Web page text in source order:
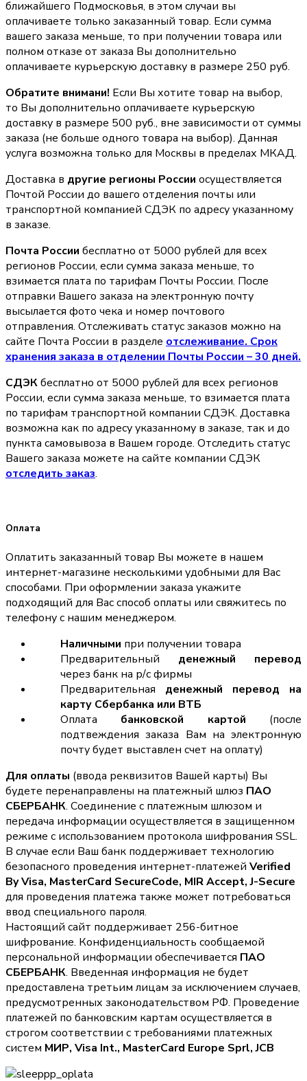
ближайшего Подмосковья, в этом случаи вы
оплачиваете только заказанный товар. Если сумма
вашего заказа меньше, то при получении товара или
полном отказе от заказа Вы дополнительно
оплачиваете курьерскую доставку в размере 250 руб.
Обратите внимани! Если Вы хотите товар на выбор,
то Вы дополнительно оплачиваете курьерскую
доставку в размере 500 руб., вне зависимости от суммы
заказа (не больше одного товара на выбор). Данная
услуга возможна только для Москвы в пределах МКАД.
Доставка в другие регионы России осуществляется
Почтой России до вашего отделения почты или
транспортной компанией СДЭК по адресу указанному
в заказе.
Почта России бесплатно от 5000 рублей для всех
регионов России, если сумма заказа меньше, то
взимается плата по тарифам Почты России. После
отправки Вашего заказа на электронную почту
высылается фото чека и номер почтового
отправления. Отслеживать статус заказов можно на
сайте Почта России в разделе oтслеживание. Срок
хранения заказа в отделении Почты России – 30 дней.
СДЭКбесплатно от 5000 рублей для всех регионов
России, если сумма заказа меньше, то взимается плата
по тарифам транспортной компании СДЭК. Доставка
возможна как по адресу указанному в заказе, так и до
пункта самовывоза в Вашем городе. Отследить статус
Вашего заказа можете на сайте компании СДЭК
отследить заказ.
Оплата
Оплатить заказанный товар Вы можете в нашем
интернет-магазине несколькими удобными для Вас
способами. При оформлении заказа укажите
подходящий для Вас способ оплаты или свяжитесь по
телефону с нашим менеджером.
Наличными при получении товара
Предварительный денежный перевод
через банк на р/с фирмы
Предварительная денежный перевод на
карту Сбербанка или ВТБ
Оплата банковской картой (после
подтвеждения заказа Вам на электронную
почту будет выставлен счет на оплату)
Для оплаты (ввода реквизитов Вашей карты) Вы
будете перенаправлены на платежный шлюз ПАО
СБЕРБАНК. Соединение с платежным шлюзом и
передача информации осуществляется в защищенном
режиме с использованием протокола шифрования SSL.
В случае если Ваш банк поддерживает технологию
безопасного проведения интернет-платежей Verified
By Visa, MasterCard SecureCode, MIR Accept, J-Secure
для проведения платежа также может потребоваться
ввод специального пароля.
Настоящий сайт поддерживает 256-битное
шифрование. Конфиденциальность сообщаемой
персональной информации обеспечивается ПАО
СБЕРБАНК. Введенная информация не будет
предоставлена третьим лицам за исключением случаев,
предусмотренных законодательством РФ. Проведение
платежей по банковским картам осуществляется в
строгом соответствии с требованиями платежных
систем МИР, Visa Int., MasterCard Europe Sprl, JCB